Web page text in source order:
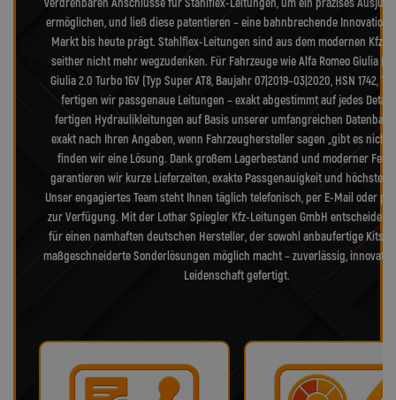
ermöglichen, und ließ diese patentieren – eine bahnbrechende Innovation,
Markt bis heute prägt. Stahlflex-Leitungen sind aus dem modernen Kfz-
seither nicht mehr wegzudenken. Für Fahrzeuge wie Alfa Romeo Giulia
Giulia 2.0 Turbo 16V (Typ Super AT8, Baujahr 07|2019–03|2020, HSN 1742,
fertigen wir passgenaue Leitungen – exakt abgestimmt auf jedes
fertigen Hydraulikleitungen auf Basis unserer umfangreichen
exakt nach Ihren Angaben, wenn Fahrzeughersteller sagen „gibt es nicht
finden wir eine Lösung. Dank großem Lagerbestand und moderner
garantieren wir kurze Lieferzeiten, exakte Passgenauigkeit und höchste
Unser engagiertes Team steht Ihnen täglich telefonisch, per E-Mail oder
zur Verfügung. Mit der Lothar Spiegler Kfz-Leitungen GmbH entscheiden
für einen namhaften deutschen Hersteller, der sowohl anbaufertige Kits
maßgeschneiderte Sonderlösungen möglich macht – zuverlässig,
Leidenschaft gefertigt.